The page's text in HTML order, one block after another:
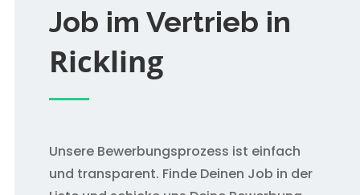
Job im Vertrieb in
Rickling
Unsere Bewerbungsprozess ist einfach
und transparent. Finde Deinen Job in der